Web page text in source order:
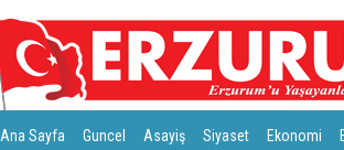
Ana Sayfa Guncel Asayiş Siyaset Ekonomi